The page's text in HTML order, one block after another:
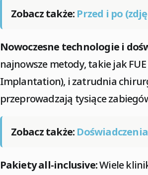
Zobacz także: Przed i po
Nowoczesne technologie i
najnowsze metody, takie jak
Implantation), i zatrudnia
przeprowadzają tysiące
Zobacz także:
Pakiety all-inclusive:Wiele